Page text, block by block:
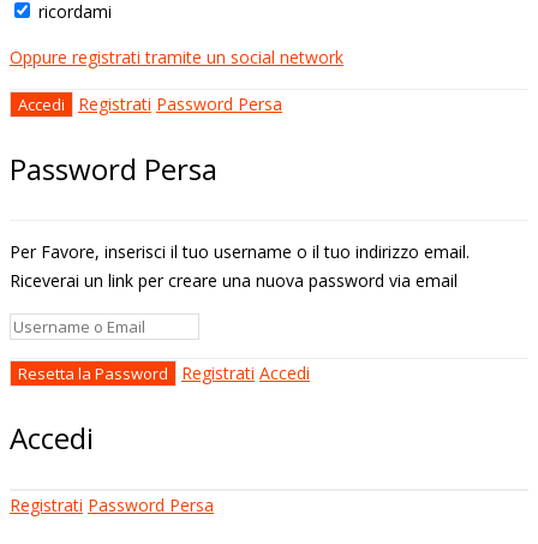
ricordami
Oppure registrati tramite un social network
Registrati Password Persa
Password Persa
Per Favore, inserisci il tuo username o il tuo indirizzo email.
Riceverai un link per creare una nuova password via email
Registrati Accedi
Accedi
Registrati Password Persa